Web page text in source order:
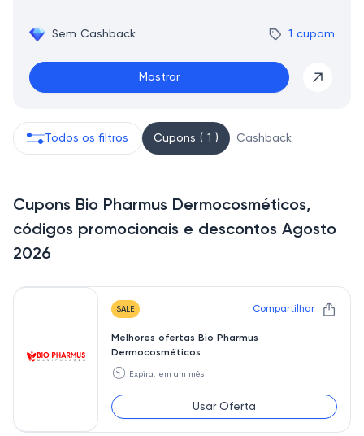
Sem Cashback 1 cupom
Mostrar
Todos os filtros Cupons ( 1 ) Cashback
Cupons Bio Pharmus Dermocosméticos,
códigos promocionais e descontos Agosto
2026
SALE Compartilhar
Melhores ofertas Bio Pharmus
Dermocosméticos
🕥 Expira: em um mês
Usar Oferta